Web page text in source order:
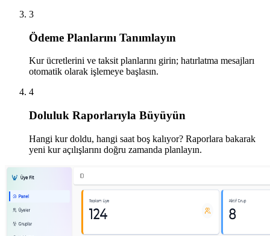
3
Ödeme Planlarını Tanımlayın
Kur ücretlerini ve taksit planlarını girin; hatırlatma mesajları
otomatik olarak işlemeye başlasın.
4
Doluluk Raporlarıyla Büyüyün
Hangi kur doldu, hangi saat boş kalıyor? Raporlara bakarak
yeni kur açılışlarını doğru zamanda planlayın.